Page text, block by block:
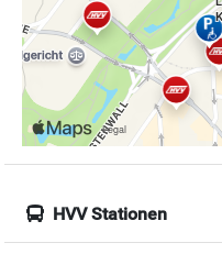
HVV Stationen